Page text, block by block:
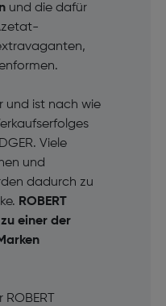
und die dafür
und ist nach wie
Viele
und
dadurch zu
ROBERT
einer der